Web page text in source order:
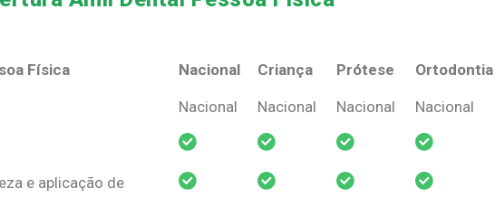
Física Nacional Criança Prótese
Ortodontia
Física
Nacional Criança Prótese Ortodontia
Nacional Nacional Nacional Nacional
e aplicação de